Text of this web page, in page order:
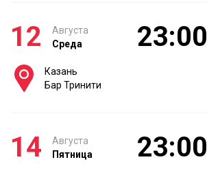
12
Августа
Среда
23:00
Казань
Бар Тринити
14
Августа
Пятница
23:00